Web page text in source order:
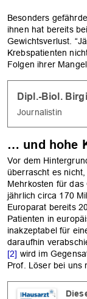
Besonders
ihnen hat bereits
Gewichtsverlust.
Krebspatienten
Folgen ihrer
Dipl.-Biol.
Journalistin
… und hohe
Vor dem
überrascht es
Mehrkosten für
jährlich circa 170
Europarat bereits
Patienten in
inakzeptabel für
daraufhin
[2] wird im
Prof. Löser bei uns